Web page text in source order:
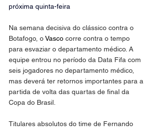
próxima quinta-feira
Na semana decisiva do clássico contra o
Botafogo, o Vasco corre contra o tempo
para esvaziar o departamento médico. A
equipe entrou no período da Data Fifa com
seis jogadores no departamento médico,
mas deverá ter retornos importantes para a
partida de volta das quartas de final da
Copa do Brasil.
Titulares absolutos do time de Fernando